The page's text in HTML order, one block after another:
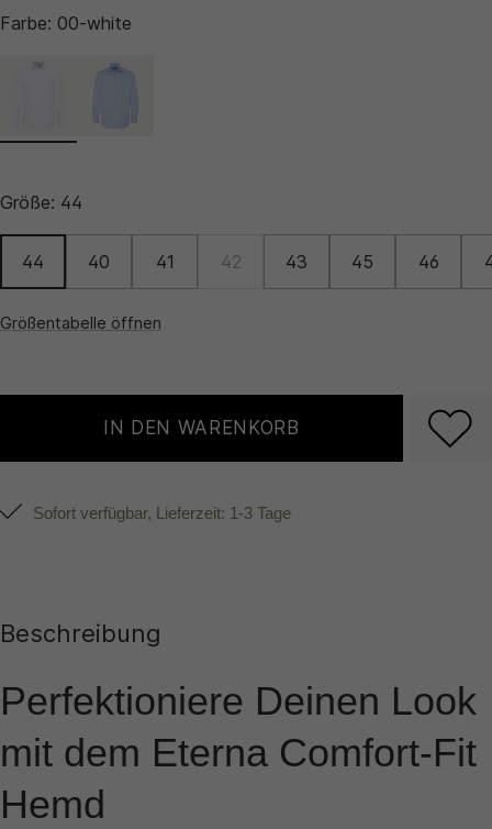
Farbe: 00-white
Größe: 44
44 40 41 42 43 45 46
Größentabelle öffnen
IN DEN WARENKORB
Sofort verfügbar, Lieferzeit: 1-3 Tage
Beschreibung
Perfektioniere Deinen Look
mit dem Eterna Comfort-Fit
Hemd